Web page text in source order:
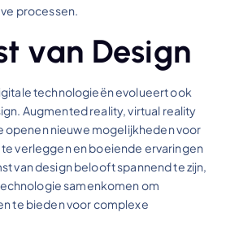
processen.
van Design
technologieën evolueert ook
Augmented reality, virtual reality
openen nieuwe mogelijkheden voor
verleggen en boeiende ervaringen
van design belooft spannend te zijn,
samenkomen om
te bieden voor complexe